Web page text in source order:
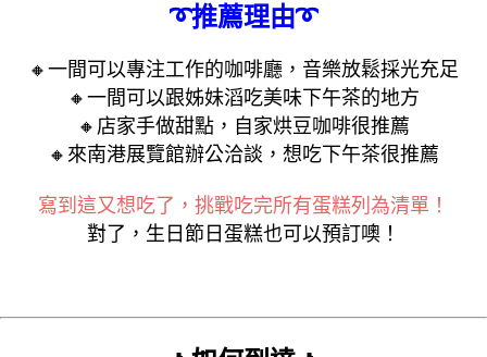
➰推薦理由➰
🔸 一間可以專注工作的咖啡廳， 音樂放鬆採光充足
🔸 一間可以跟姊妹滔吃美味下午茶的地方
🔸 店家手做甜點，自家烘豆咖啡很推薦
🔸 來南港展覽館辦公洽談，想吃下午茶很推薦
寫到這又想吃了，挑戰吃完所有蛋糕列為清單！
對了，生日節日蛋糕也可以預訂噢！